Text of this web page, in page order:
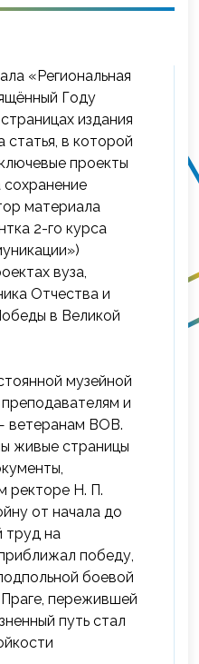
«Региональная
Году
издания
статья, в которой
проекты
материала
2-го курса
вуза,
Отчества и
в Великой
музейной
и
ветеранам ВОВ.
живые страницы
ректоре Н. П.
от начала до
труд на
победу,
боевой
пережившей
путь стал